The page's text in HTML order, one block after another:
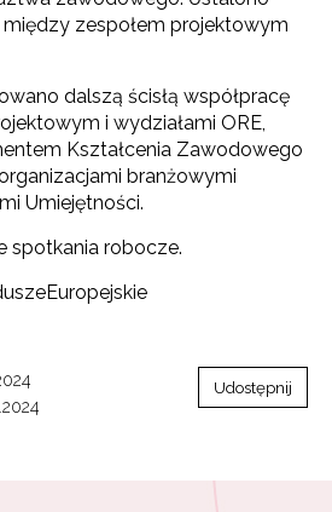
zespołem projektowym
dalszą ścisłą współpracę
i wydziałami ORE,
Kształcenia Zawodowego
branżowymi
Umiejętności.
spotkania robocze.
Udostępnij